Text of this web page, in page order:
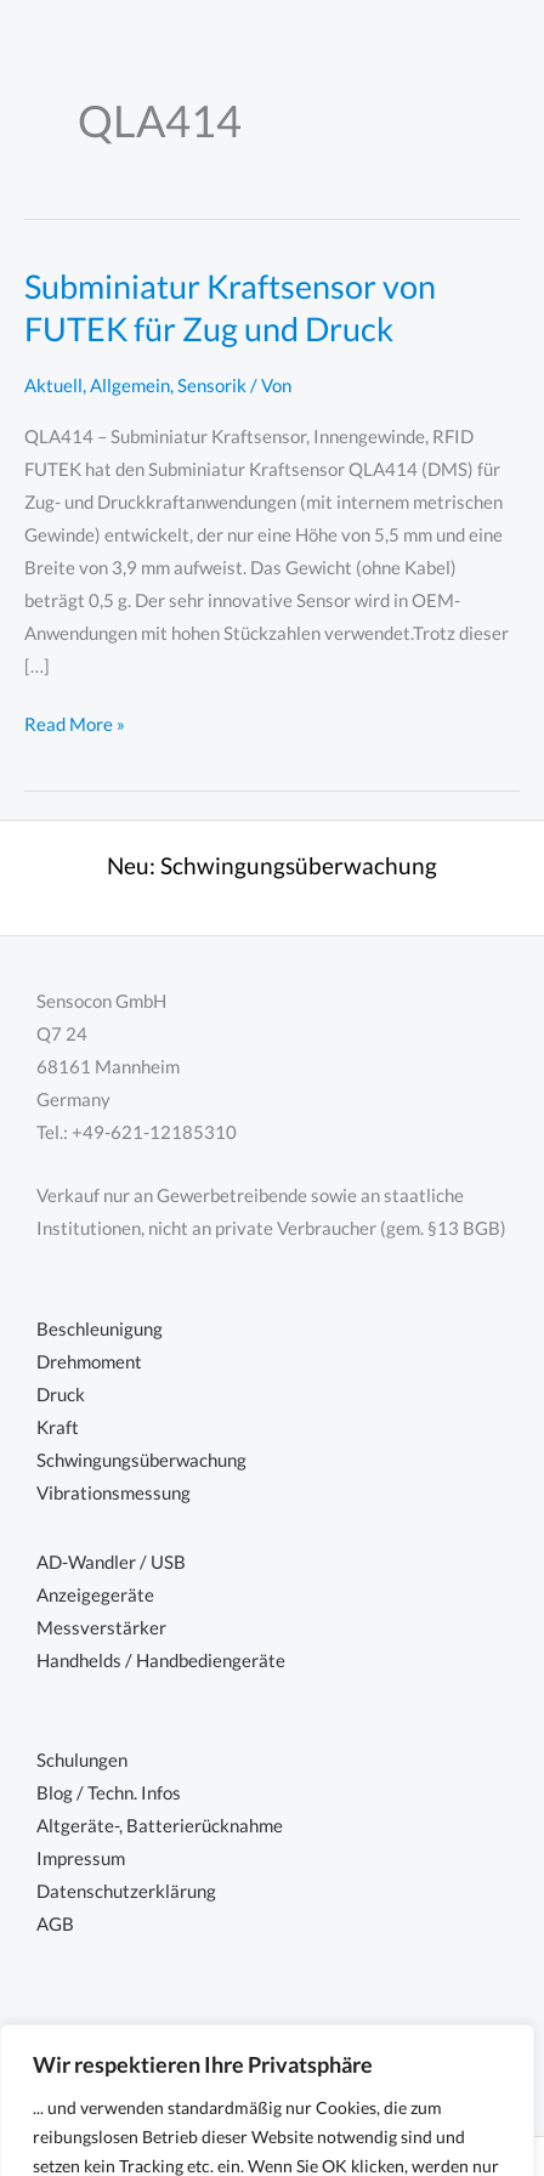
Wir respektieren Ihre Privatsphäre
... und verwenden standardmäßig nur Cookies, die zum
reibungslosen Betrieb dieser Website notwendig sind und
setzen kein Tracking etc. ein. Wenn Sie OK klicken, werden nur
QLA414
Subminiatur Kraftsensor von
FUTEK für Zug und Druck
Aktuell,Allgemein,Sensorik/ Von
QLA414 – Subminiatur Kraftsensor, Innengewinde, RFID
FUTEK hat den Subminiatur Kraftsensor QLA414 (DMS) für
Zug- und Druckkraftanwendungen (mit internem metrischen
Gewinde) entwickelt, der nur eine Höhe von 5,5 mm und eine
Breite von 3,9 mm aufweist. Das Gewicht (ohne Kabel)
beträgt 0,5 g. Der sehr innovative Sensor wird in OEM-
Anwendungen mit hohen Stückzahlen verwendet.Trotz dieser
[…]
Subminiatur
von
FUTEK
Read More »
Neu: Schwingungsüberwachung
Sensocon GmbH
Q7 24
68161 Mannheim
Germany
Tel.: +49-621-12185310
Verkauf nur an Gewerbetreibende sowie an staatliche
Institutionen, nicht an private Verbraucher (gem. §13 BGB)
Beschleunigung
Drehmoment
Druck
Kraft
Schwingungsüberwachung
Vibrationsmessung
AD-Wandler / USB
Anzeigegeräte
Messverstärker
Handhelds / Handbediengeräte
Schulungen
Blog / Techn. Infos
Altgeräte-, Batterierücknahme
Impressum
Datenschutzerklärung
AGB